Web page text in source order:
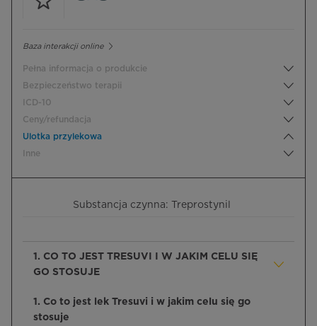
Baza interakcji online
Pełna informacja o produkcie
Bezpieczeństwo terapii
ICD-10
Ceny/refundacja
Ulotka przylekowa
Inne
Substancja czynna: Treprostynil
1. CO TO JEST TRESUVI I W JAKIM CELU SIĘ
GO STOSUJE
1. Co to jest lek Tresuvi i w jakim celu się go
stosuje